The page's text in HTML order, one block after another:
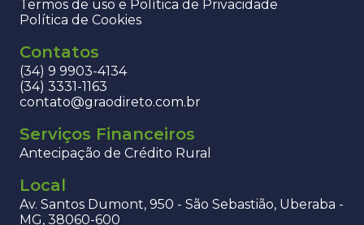
Termos de uso e Política de Privacidade
Política de Cookies
Contatos
(34) 9 9903-4134
(34) 3331-1163
contato@graodireto.com.br
Serviços Financeiros
Antecipação de Crédito Rural
Local
Av. Santos Dumont, 950 - São Sebastião, Uberaba -
MG, 38060-600